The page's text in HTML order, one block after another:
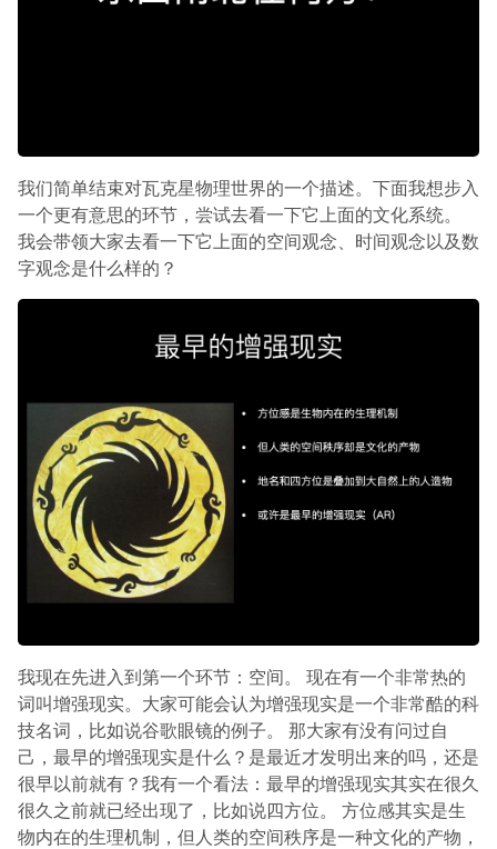
我们简单结束对瓦克星物理世界的一个描述。下面我想步入
一个更有意思的环节，尝试去看一下它上面的文化系统。
我会带领大家去看一下它上面的空间观念、时间观念以及数
字观念是什么样的？
我现在先进入到第一个环节：空间。 现在有一个非常热的
词叫增强现实。大家可能会认为增强现实是一个非常酷的科
技名词，比如说谷歌眼镜的例子。 那大家有没有问过自
己，最早的增强现实是什么？是最近才发明出来的吗，还是
很早以前就有？我有一个看法：最早的增强现实其实在很久
很久之前就已经出现了，比如说四方位。 方位感其实是生
物内在的生理机制，但人类的空间秩序是一种文化的产物，